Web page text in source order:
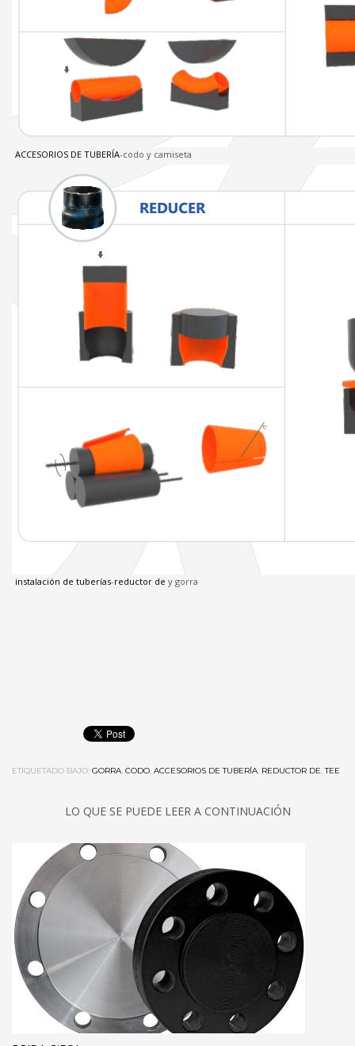
ACCESORIOS DE TUBERÍA-codo y camiseta
instalación de tuberías-reductor de y gorra
ETIQUETADO BAJO: GORRA, CODO, ACCESORIOS DE TUBERÍA, REDUCTOR DE,TEE
LO QUE SE PUEDE LEER A CONTINUACIÓN